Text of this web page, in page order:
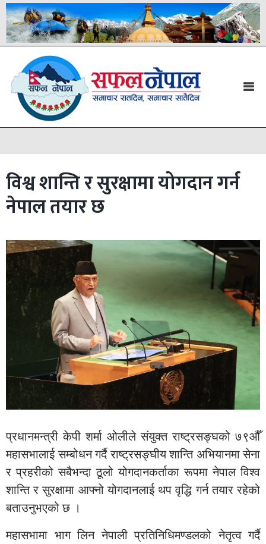
विश्व शान्ति र सुरक्षामा योगदान गर्न
नेपाल तयार छ
प्रधानमन्त्री केपी शर्मा ओलीले संयुक्त राष्ट्रसङ्घको ७९औँ
महासभालाई सम्बोधन गर्दै राष्ट्रसङ्घीय शान्ति अभियानमा सेना
र प्रहरीको सबैभन्दा ठूलो योगदानकर्ताका रूपमा नेपाल विश्व
शान्ति र सुरक्षामा आफ्नो योगदानलाई थप वृद्धि गर्न तयार रहेको
बताउनुभएको छ ।
महासभामा भाग लिन नेपाली प्रतिनिधिमण्डलको नेतृत्व गर्दै